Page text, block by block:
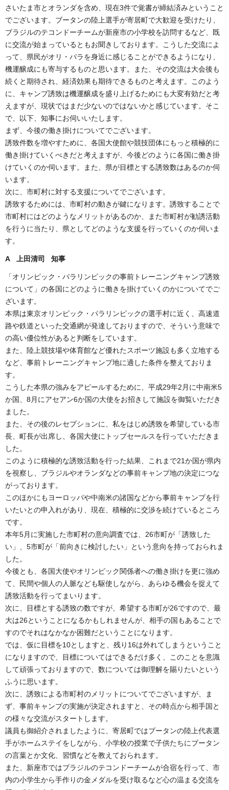
さいたま市とオランダを含め、現在3件で覚書が締結済みということ
でございます。ブータンの陸上選手が寄居町で大歓迎を受けたり、
ブラジルのテコンドーチームが新座市の小学校を訪問するなど、既
に交流が始まっているともお聞きしております。こうした交流によ
って、県民がオリ・パラを身近に感じることができるようになり、
機運醸成にも寄与するものと思います。また、その交流は大会後も
続くと期待され、経済効果も期待できるものと考えます。このよう
に、キャンプ誘致は機運醸成を盛り上げるためにも大変有効だと考
えますが、現状ではまだ少ないのではないかと感じています。そこ
で、以下、知事にお伺いいたします。
まず、今後の働き掛けについてでございます。
誘致件数を増やすために、各国大使館や競技団体にもっと積極的に
働き掛けていくべきだと考えますが、今後どのように各国に働き掛
けていくのか伺います。また、県が目標とする誘致数はあるのか伺
います。
次に、市町村に対する支援についてでございます。
誘致するためには、市町村の動きが鍵になります。誘致することで
市町村にはどのようなメリットがあるのか、また市町村が勧誘活動
を行うに当たり、県としてどのような支援を行っていくのか伺いま
す。
A 上田清司 知事
「オリンピック・パラリンピックの事前トレーニングキャンプ誘致
について」の各国にどのように働きを掛けていくのかについてでご
ざいます。
本県は東京オリンピック・パラリンピックの選手村に近く、高速道
路や鉄道といった交通網が発達しておりますので、そういう意味で
の高い優位性があると判断をしています。
また、陸上競技場や体育館など優れたスポーツ施設も多く立地する
など、事前トレーニングキャンプ地に適した条件を整えておりま
す。
こうした本県の強みをアピールするために、平成29年2月に中南米5
か国、8月にアセアン6か国の大使をお招きして施設を御覧いただき
ました。
また、その後のレセプションに、私をはじめ誘致を希望している市
長、町長が出席し、各国大使にトップセールスを行っていただきま
した。
このように積極的な誘致活動を行った結果、これまで21か国が県内
を視察し、ブラジルやオランダなどの事前キャンプ地の決定につな
がっております。
このほかにもヨーロッパや中南米の諸国などから事前キャンプを行
いたいとの申入れがあり、現在、積極的に交渉を続けているところ
です。
本年5月に実施した市町村の意向調査では、26市町が「誘致した
い」、5市町が「前向きに検討したい」という意向を持っておられま
した。
今後とも、各国大使やオリンピック関係者への働き掛けを更に強め
て、民間や個人の人脈なども駆使しながら、あらゆる機会を捉えて
誘致活動を行ってまいります。
次に、目標とする誘致の数ですが、希望する市町が26ですので、最
大は26ということになるかもしれませんが、相手の国もあることで
すのでそれはなかなか困難だということになります。
では、仮に目標を10としますと、残り16は外れてしまうということ
になりますので、目標についてはできるだけ多く、このことを意識
して頑張っておりますので、数については御理解を賜りたいという
ふうに思います。
次に、誘致による市町村のメリットについてでございますが、ま
ず、事前キャンプの実施が決定されますと、その時点から相手国と
の様々な交流がスタートします。
議員も御紹介されましたように、寄居町ではブータンの陸上代表選
手がホームステイをしながら、小学校の授業で子供たちにブータン
の言葉とか文化、習慣などを教えておられます。
また、新座市ではブラジルのテコンドーチームが合宿を行って、市
内の小学生から手作りの金メダルを受け取るなど心の温まる交流を